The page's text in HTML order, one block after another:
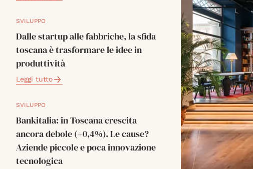
SVILUPPO
Dalle startup alle fabbriche, la sfida
toscana è trasformare le idee in
produttività
Leggi tutto
SVILUPPO
Bankitalia: in Toscana crescita
ancora debole (+0,4%). Le cause?
Aziende piccole e poca innovazione
tecnologica